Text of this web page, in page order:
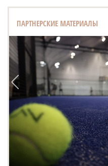
ПАРТНЕРСКИЕ МАТЕРИАЛЫ